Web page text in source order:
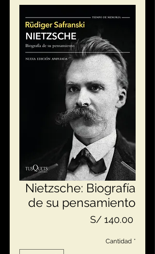
Nietzsche: Biografía
de su pensamiento
S/ 140.00Precio
Cantidad *